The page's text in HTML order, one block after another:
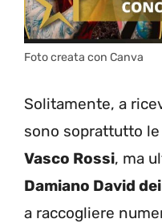
Foto creata con Canva
Solitamente, a
sono soprattutto
Vasco Rossi, ma
Damiano David
a raccogliere